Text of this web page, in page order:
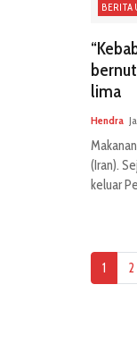
BERITA
lima
Hendra
(Iran).
keluar
1 2